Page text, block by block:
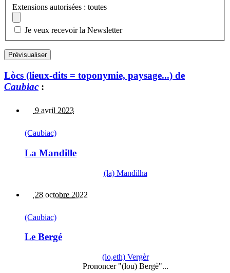
Extensions autorisées : toutes
Je veux recevoir la Newsletter
Lòcs (lieux-dits = toponymie, paysage...) de
Caubiac :
9 avril 2023
(Caubiac)
La Mandille
(la) Mandilha
28 octobre 2022
(Caubiac)
Le Bergé
(lo,eth) Vergèr
Prononcer "(lou) Bergè"...